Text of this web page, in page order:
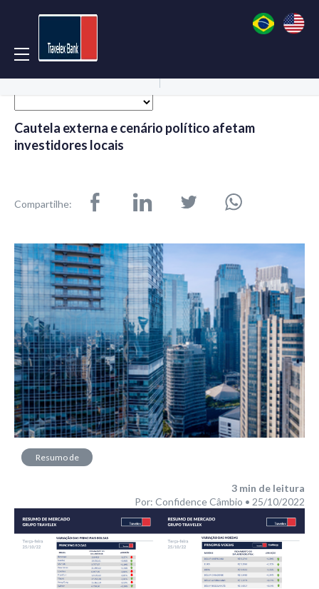
Cautela externa e cenário político afetam
investidores locais
Compartilhe:
Resumo de
3 min de leitura
Por: Confidence Câmbio • 25/10/2022